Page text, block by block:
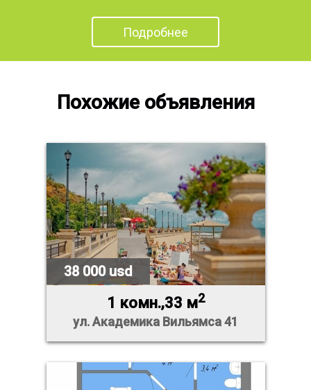
Подробнее
Похожие объявления
38 000 usd
1 комн.,33 м2
ул. Академика Вильямса 41